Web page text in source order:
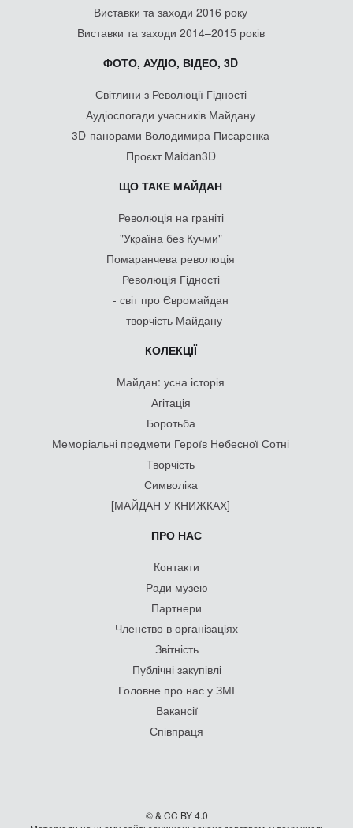
Виставки та заходи 2016 року
Виставки та заходи 2014–2015 років
ФОТО, АУДІО, ВІДЕО, 3D
Світлини з Революції Гідності
Аудіоспогади учасників Майдану
3D-панорами Володимира Писаренка
Проєкт Maidan3D
ЩО ТАКЕ МАЙДАН
Революція на граніті
"Україна без Кучми"
Помаранчева революція
Революція Гідності
- світ про Євромайдан
- творчість Майдану
КОЛЕКЦІЇ
Майдан: усна історія
Агітація
Боротьба
Меморіальні предмети Героїв Небесної Сотні
Творчість
Символіка
[МАЙДАН У КНИЖКАХ]
ПРО НАС
Контакти
Ради музею
Партнери
Членство в організаціях
Звітність
Публічні закупівлі
Головне про нас у ЗМІ
Вакансії
Співпраця
© & CC BY 4.0